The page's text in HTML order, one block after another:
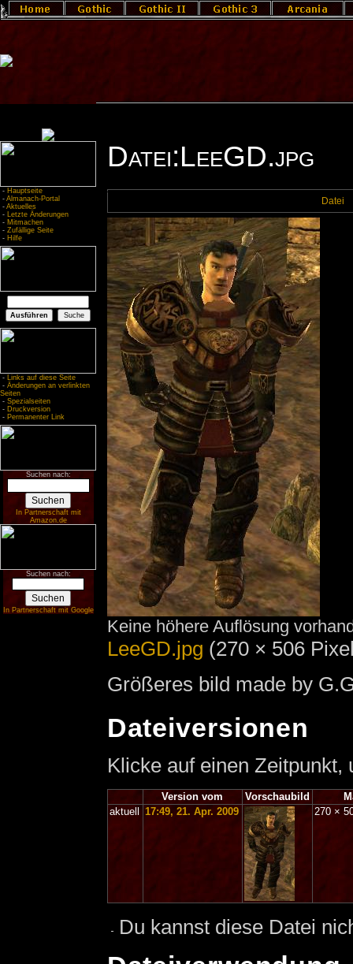
- Hauptseite
- Almanach-Portal
- Aktuelles
- Letzte Änderungen
- Mitmachen
- Zufällige Seite
- Hilfe
- Links auf diese Seite
- Änderungen an verlinkten
Seiten
- Spezialseiten
- Druckversion
- Permanenter Link
Suchen nach:
In Partnerschaft mit
Amazon.de
Suchen nach:
In Partnerschaft mit Google
Datei:LeeGD.jpg
Datei
Keine höhere Auflösung
LeeGD.jpg (270 × 506
Größeres bild made by
Dateiversionen
Klicke auf einen
Version vom Vorschaubild
aktuell
17:49, 21. Apr. 2009 270 ×
Du kannst diese Datei